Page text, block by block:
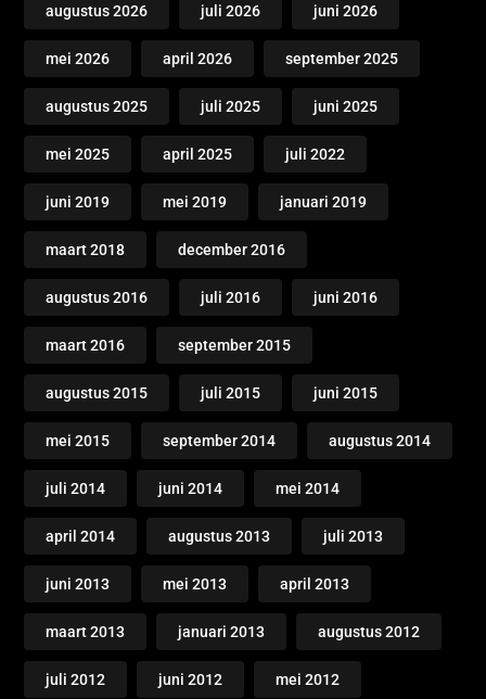
augustus 2026 juli 2026 juni 2026
mei 2026 april 2026 september 2025
augustus 2025 juli 2025 juni 2025
mei 2025 april 2025 juli 2022
juni 2019 mei 2019 januari 2019
maart 2018 december 2016
augustus 2016 juli 2016 juni 2016
maart 2016 september 2015
augustus 2015 juli 2015 juni 2015
mei 2015 september 2014 augustus 2014
juli 2014 juni 2014 mei 2014
april 2014 augustus 2013 juli 2013
juni 2013 mei 2013 april 2013
maart 2013 januari 2013 augustus 2012
juli 2012 juni 2012 mei 2012